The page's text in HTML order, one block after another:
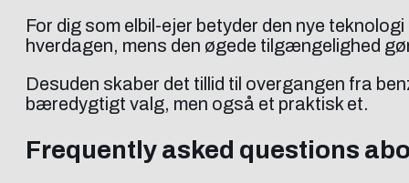
For dig som elbil-ejer betyder den nye
hverdagen, mens den øgede tilgængelighed
Desuden skaber det tillid til overgangen fra
bæredygtigt valg, men også et praktisk et.
Frequently asked questions